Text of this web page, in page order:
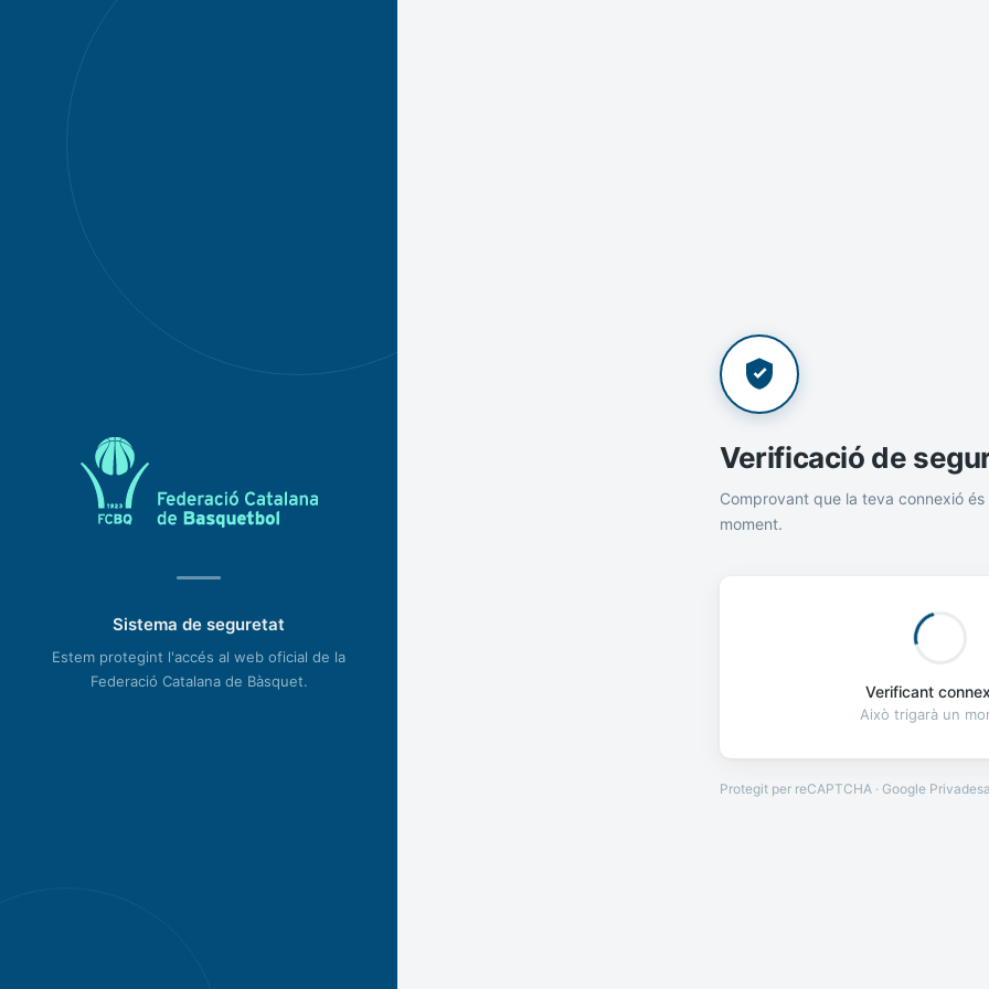
Sistema de seguretat
Estem protegint l'accés al web oficial de la
Federació Catalana de Bàsquet.
Verificació de
Comprovant que la teva connexió és
moment.
Verificant
Això trigarà un
Protegit per reCAPTCHA · Google Privadesa